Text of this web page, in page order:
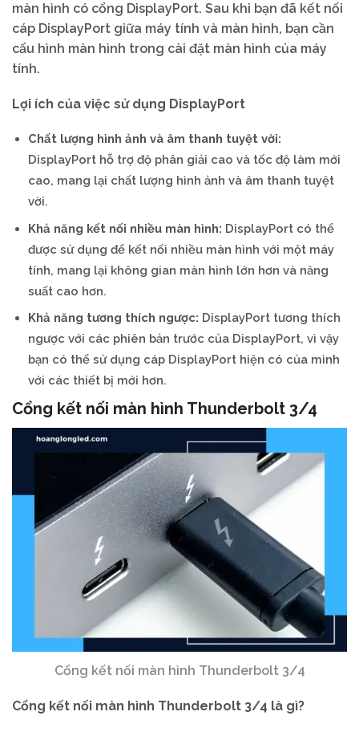
màn hình có cổng DisplayPort. Sau khi bạn đã kết nối
cáp DisplayPort giữa máy tính và màn hình, bạn cần
cấu hình màn hình trong cài đặt màn hình của máy
tính.
Lợi ích của việc sử dụng DisplayPort
Chất lượng hình ảnh và âm thanh tuyệt vời:
DisplayPort hỗ trợ độ phân giải cao và tốc độ làm mới
cao, mang lại chất lượng hình ảnh và âm thanh tuyệt
vời.
Khả năng kết nối nhiều màn hình: DisplayPort có thể
được sử dụng để kết nối nhiều màn hình với một máy
tính, mang lại không gian màn hình lớn hơn và năng
suất cao hơn.
Khả năng tương thích ngược: DisplayPort tương thích
ngược với các phiên bản trước của DisplayPort, vì vậy
bạn có thể sử dụng cáp DisplayPort hiện có của mình
với các thiết bị mới hơn.
Cổng kết nối màn hình Thunderbolt 3/4
Cổng kết nối màn hình Thunderbolt 3/4
Cổng kết nối màn hình Thunderbolt 3/4 là gì?